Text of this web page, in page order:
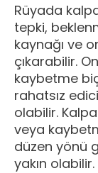
Rüyada
tepki,
kaynağı ve
çıkarabilir.
kaybetme
rahatsız
olabilir.
veya
düzen yönü
yakın olabilir.